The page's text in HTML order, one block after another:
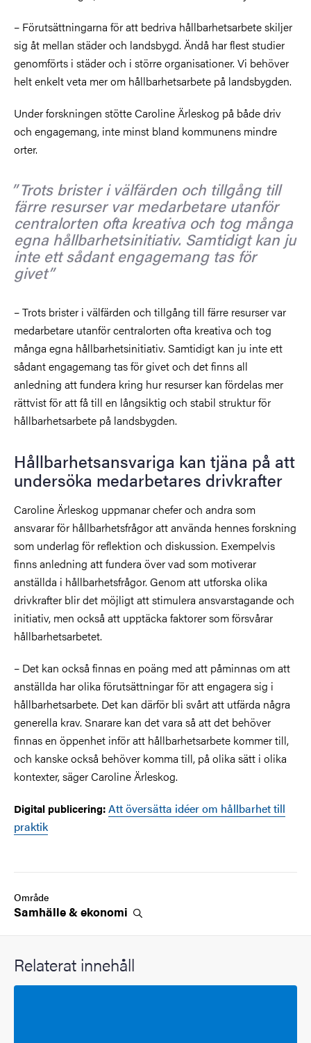
– Förutsättningarna för att bedriva hållbarhetsarbete skiljer
sig åt mellan städer och landsbygd. Ändå har flest studier
genomförts i städer och i större organisationer. Vi behöver
helt enkelt veta mer om hållbarhetsarbete på landsbygden.
Under forskningen stötte Caroline Ärleskog på både driv
och engagemang, inte minst bland kommunens mindre
orter.
Trots brister i välfärden och tillgång till
färre resurser var medarbetare utanför
centralorten ofta kreativa och tog många
egna hållbarhetsinitiativ. Samtidigt kan ju
inte ett sådant engagemang tas för
givet
– Trots brister i välfärden och tillgång till färre resurser var
medarbetare utanför centralorten ofta kreativa och tog
många egna hållbarhetsinitiativ. Samtidigt kan ju inte ett
sådant engagemang tas för givet och det finns all
anledning att fundera kring hur resurser kan fördelas mer
rättvist för att få till en långsiktig och stabil struktur för
hållbarhetsarbete på landsbygden.
Hållbarhetsansvariga kan tjäna på att
undersöka medarbetares drivkrafter
Caroline Ärleskog uppmanar chefer och andra som
ansvarar för hållbarhetsfrågor att använda hennes forskning
som underlag för reflektion och diskussion. Exempelvis
finns anledning att fundera över vad som motiverar
anställda i hållbarhetsfrågor. Genom att utforska olika
drivkrafter blir det möjligt att stimulera ansvarstagande och
initiativ, men också att upptäcka faktorer som försvårar
hållbarhetsarbetet.
– Det kan också finnas en poäng med att påminnas om att
anställda har olika förutsättningar för att engagera sig i
hållbarhetsarbete. Det kan därför bli svårt att utfärda några
generella krav. Snarare kan det vara så att det behöver
finnas en öppenhet inför att hållbarhetsarbete kommer till,
och kanske också behöver komma till, på olika sätt i olika
kontexter, säger Caroline Ärleskog.
Digital publicering:Att översätta idéer om hållbarhet till
praktik
Område
Samhälle &ekonomi
Relaterat innehåll